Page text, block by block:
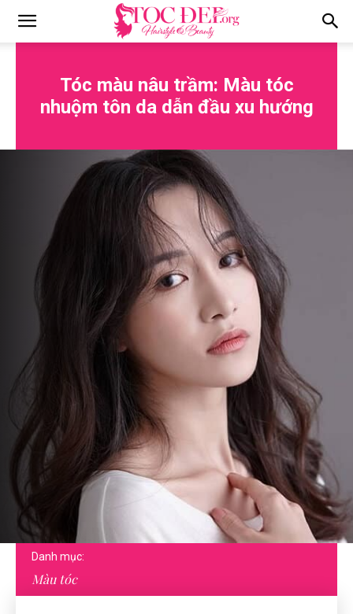
Tóc màu nâu trầm: Màu tóc
nhuộm tôn da dẫn đầu xu hướng
Danh mục:
Màu tóc